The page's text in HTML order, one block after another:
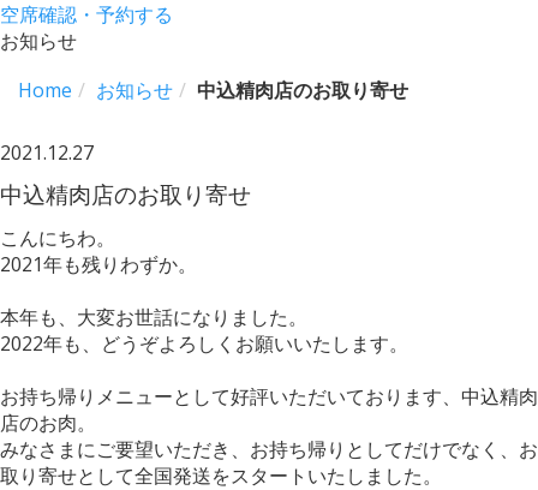
空席確認・予約する
お知らせ
Home
お知らせ 中込精肉店のお取り寄せ
2021.12.27
中込精肉店のお取り寄せ
こんにちわ。
2021年も残りわずか。
本年も、大変お世話になりました。
2022年も、どうぞよろしくお願いいたします。
お持ち帰りメニューとして好評いただいております、中込精肉
店のお肉。
みなさまにご要望いただき、お持ち帰りとしてだけでなく、お
取り寄せとして全国発送をスタートいたしました。